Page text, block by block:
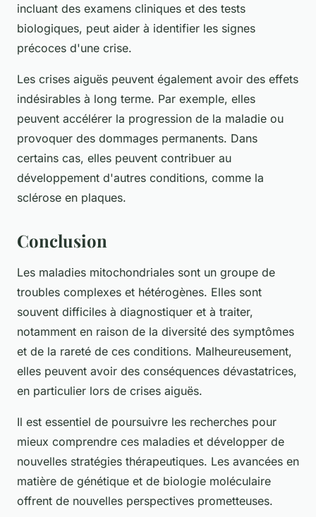
incluant des examens cliniques et des tests
biologiques, peut aider à identifier les signes
précoces d'une crise.
Les crises aiguës peuvent également avoir des effets
indésirables à long terme. Par exemple, elles
peuvent accélérer la progression de la maladie ou
provoquer des dommages permanents. Dans
certains cas, elles peuvent contribuer au
développement d'autres conditions, comme la
sclérose en plaques.
Conclusion
Les maladies mitochondriales sont un groupe de
troubles complexes et hétérogènes. Elles sont
souvent difficiles à diagnostiquer et à traiter,
notamment en raison de la diversité des symptômes
et de la rareté de ces conditions. Malheureusement,
elles peuvent avoir des conséquences dévastatrices,
en particulier lors de crises aiguës.
Il est essentiel de poursuivre les recherches pour
mieux comprendre ces maladies et développer de
nouvelles stratégies thérapeutiques. Les avancées en
matière de génétique et de biologie moléculaire
offrent de nouvelles perspectives prometteuses.